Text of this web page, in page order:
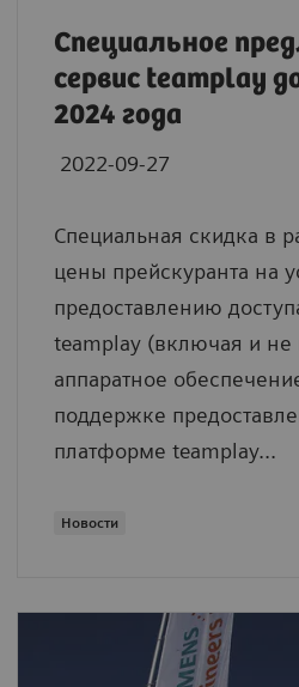
Cпециальное
сервис teamplay
2024 года
2022-09-27
Специальная скидка в
цены прейскуранта на
предоставлению
teamplay (включая и не
аппаратное
поддержке
платформе teamplay...
Новости